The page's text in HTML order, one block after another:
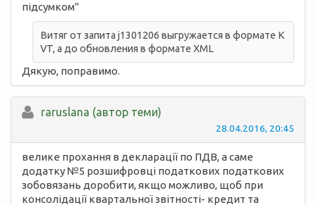
підсумком"
Витяг от запита j1301206 выгружается в формате K
VT, а до обновления в формате XML
Дякую, поправимо.
raruslana (автор теми)
28.04.2016, 20:45
велике прохання в декларації по ПДВ, а саме
додатку №5 розшифровці податкових податкових
зобовязань доробити, якщо можливо, щоб при
консолідації квартальної звітності- кредит та